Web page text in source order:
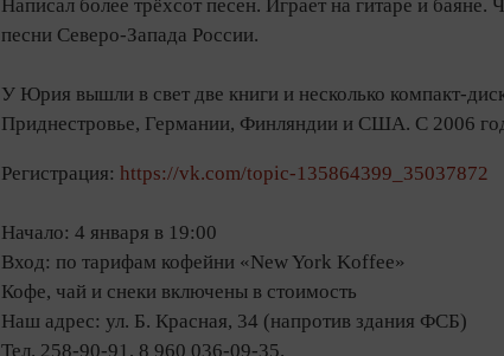
Написал более трёхсот песен. Играет на гитаре и
песни Северо-Запада России.
У Юрия вышли в свет две книги и несколько компакт-
Приднестровье, Германии, Финляндии и США. С 2006
Регистрация: https://vk.com/topic-135864399_35037872
Начало: 4 января в 19:00
Вход: по тарифам кофейни «New York Koffee»
Кофе, чай и снеки включены в стоимость
Наш адрес: ул. Б. Красная, 34 (напротив здания ФСБ)
Тел. 258-90-91, 8 960 036-09-35.